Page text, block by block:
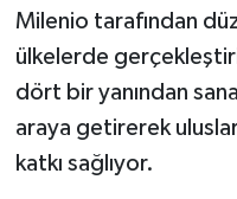
Milenio tarafından
ülkelerde
dört bir yanından
araya getirerek
katkı sağlıyor.